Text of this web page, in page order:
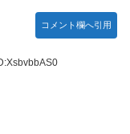
コメント欄へ引用